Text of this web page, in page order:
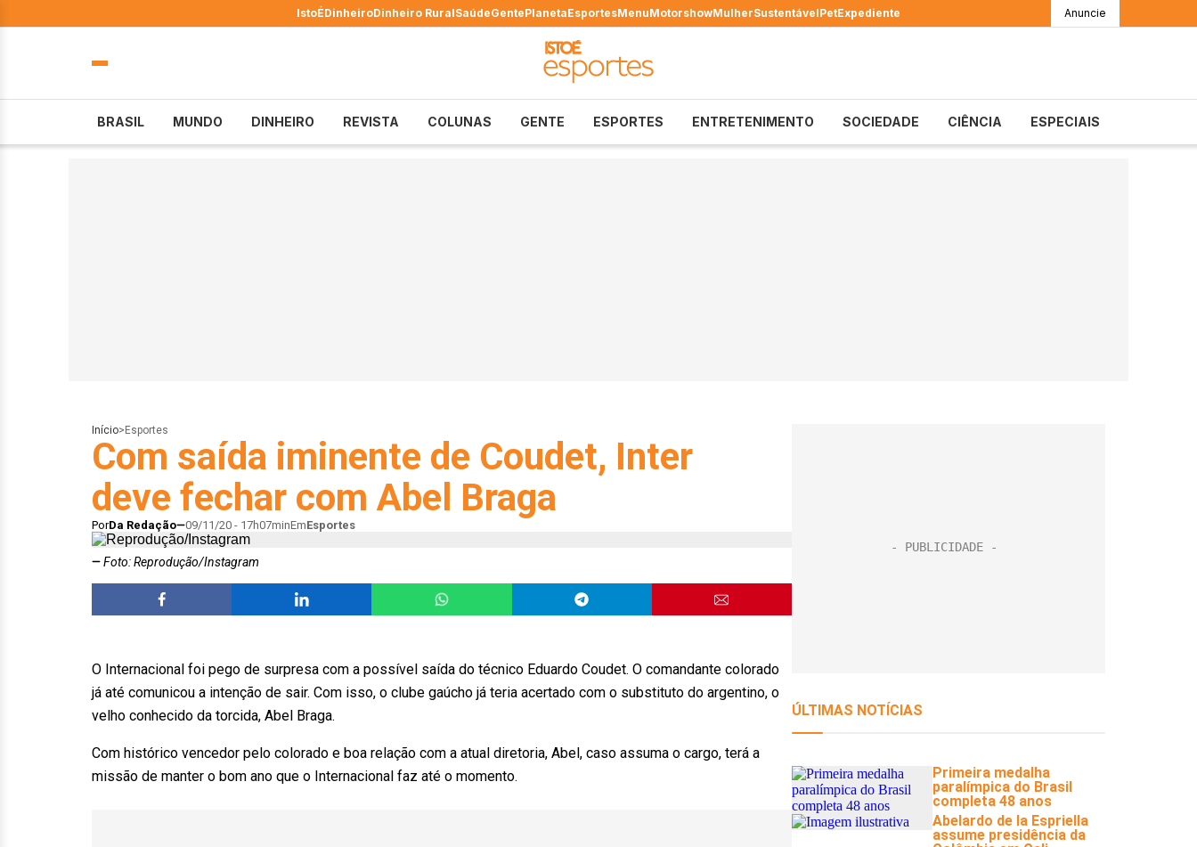
IstoÉDinheiroDinheiro RuralSaúdeGentePlanetaEsportesMenuMotorshowMulherSustentávelPetExpediente Anuncie
BRASIL MUNDO DINHEIRO REVISTA COLUNAS GENTE ESPORTES ENTRETENIMENTO SOCIEDADE CIÊNCIA ESPECIAIS
Início> Esportes
Com saída iminente de Coudet, Inter
deve fechar com Abel Braga
PorDa Redação 09/11/20 - 17h07minEmEsportes
Foto: Reprodução/Instagram
O Internacional foi pego de surpresa com a possível saída do técnico Eduardo Coudet. O comandante colorado
já até comunicou a intenção de sair. Com isso, o clube gaúcho já teria acertado com o substituto do argentino, o
velho conhecido da torcida, Abel Braga.
Com histórico vencedor pelo colorado e boa relação com a atual diretoria, Abel, caso assuma o cargo, terá a
missão de manter o bom ano que o Internacional faz até o momento.